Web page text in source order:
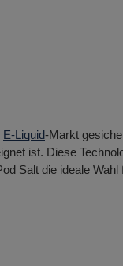
E-Liquid-Markt
ist. Diese
Salt die ideale